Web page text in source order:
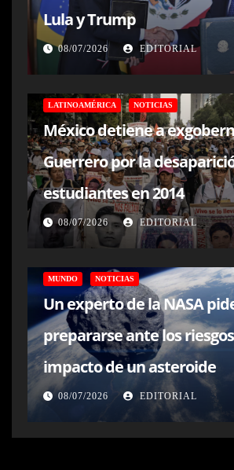
Lula y Trump
08/07/2026 EDITORIAL
LATINOAMÉRICA NOTICIAS
México detiene a
Guerrero por la
estudiantes en 2014
08/07/2026 EDITORIAL
MUNDO NOTICIAS
Un experto de la NASA
prepararse ante los
impacto de un asteroide
08/07/2026 EDITORIAL